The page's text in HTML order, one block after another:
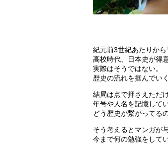
紀元前3世紀あたりか
高校時代、日本史が得
実際はそうではない。
歴史の流れを掴んでい
結局は点で押さえただ
年号や人名を記憶して
どう歴史が繋がってる
そう考えるとマンガが
今まで何の勉強をして